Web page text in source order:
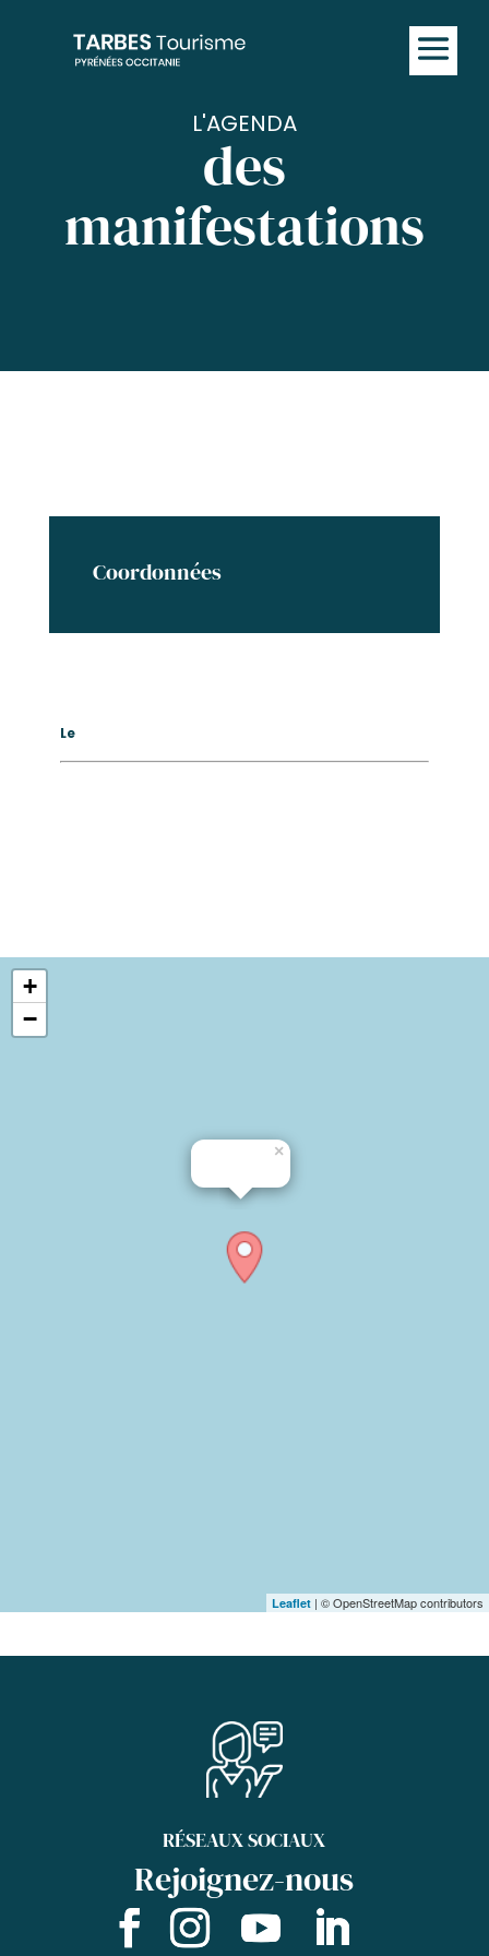
L'AGENDA
des
manifestations
Coordonnées
Le
×
+
−
Leaflet | © OpenStreetMap contributors
RÉSEAUX SOCIAUX
Rejoignez-nous